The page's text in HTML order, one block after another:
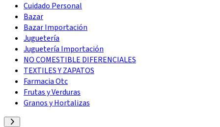
Cuidado Personal
Bazar
Bazar Importación
Juguetería
Juguetería Importación
NO COMESTIBLE DIFERENCIALES
TEXTILES Y ZAPATOS
Farmacia Otc
Frutas y Verduras
Granos y Hortalizas